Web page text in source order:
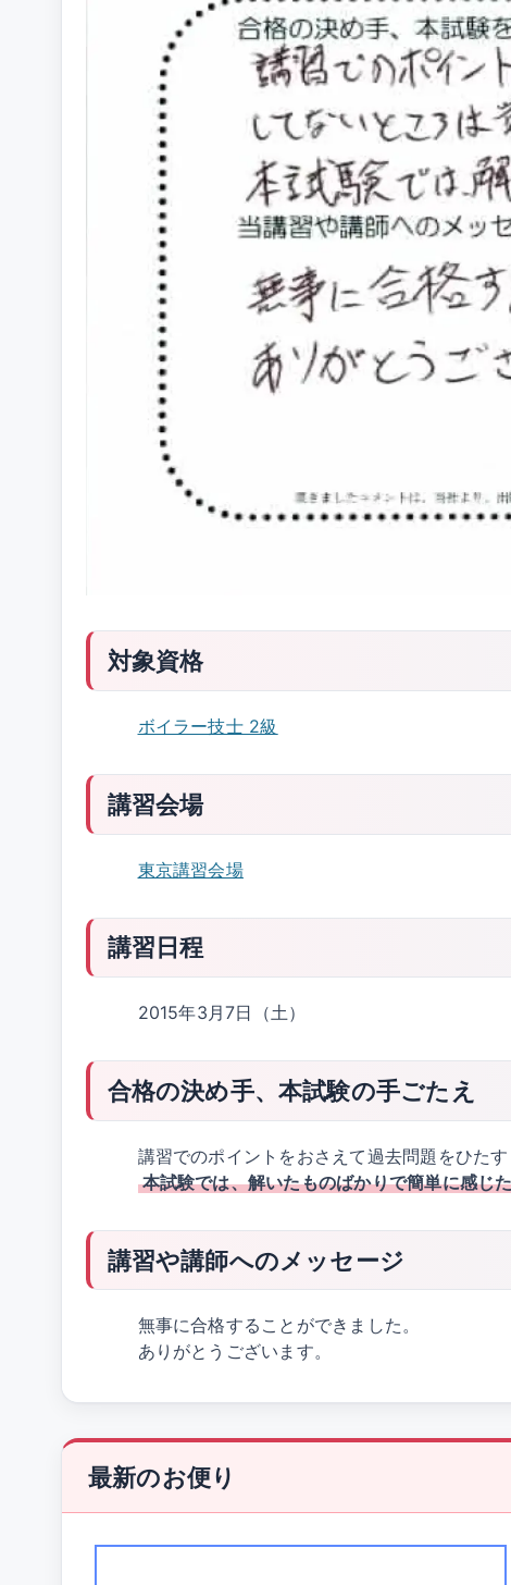
対象資格
ボイラー技士 2級
講習会場
東京講習会場
講習日程
2015年3月7日（土）
合格の決め手、本試験の手ごたえ
講習でのポイントをおさえて過去問題をひた
本試験では、解いたものばかりで簡単に感じ
講習や講師へのメッセージ
無事に合格することができました。
ありがとうございます。
最新のお便り